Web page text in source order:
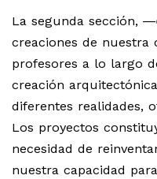
La segunda sección, ―
creaciones de nuestra
profesores a lo largo
creación
diferentes realidades,
Los proyectos
necesidad de
nuestra capacidad